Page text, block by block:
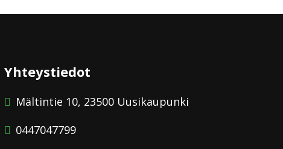
Yhteystiedot
Mältintie 10, 23500 Uusikaupunki
0447047799